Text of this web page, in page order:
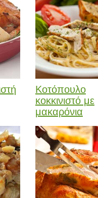
Κοτόπουλο
κοκκινιστό με
μακαρόνια